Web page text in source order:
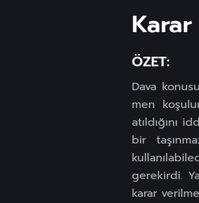
Karar
ÖZET:
Dava
men
atıldığını
bir
gerekirdi.
karar